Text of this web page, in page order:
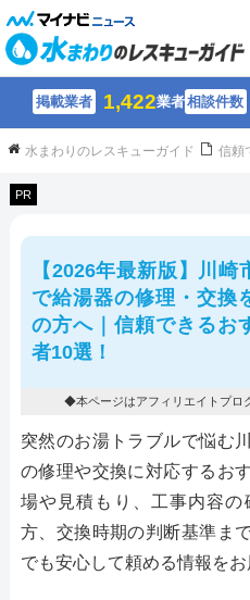
掲載業者 1,422業者相談件数
水まわりのレスキューガイド 信頼
PR
【2026年最新版】川崎
で給湯器の修理・交換
の方へ｜信頼できるお
者10選！
◆本ページはアフィリエイトプロ
突然のお湯トラブルで悩む
の修理や交換に対応するお
場や見積もり、工事内容
方、交換時期の判断基準ま
でも安心して頼める情報をお